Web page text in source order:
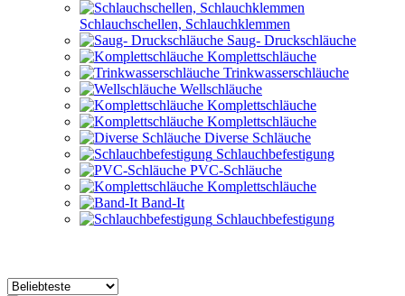
Schlauchschellen, Schlauchklemmen
Saug- Druckschläuche
Komplettschläuche
Trinkwasserschläuche
Wellschläuche
Komplettschläuche
Komplettschläuche
Diverse Schläuche
Schlauchbefestigung
PVC-Schläuche
Komplettschläuche
Band-It
Schlauchbefestigung